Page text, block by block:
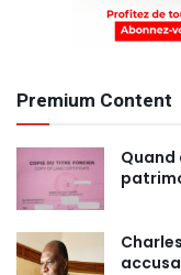
Premium Content
Quand